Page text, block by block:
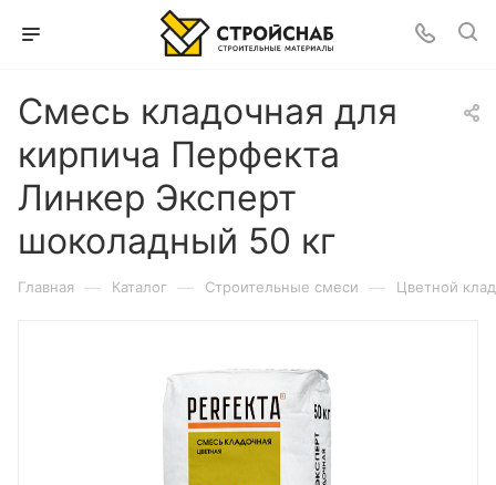
Смесь кладочная для
кирпича Перфекта
Линкер Эксперт
шоколадный 50 кг
Главная — Каталог — Строительные смеси — Цветной